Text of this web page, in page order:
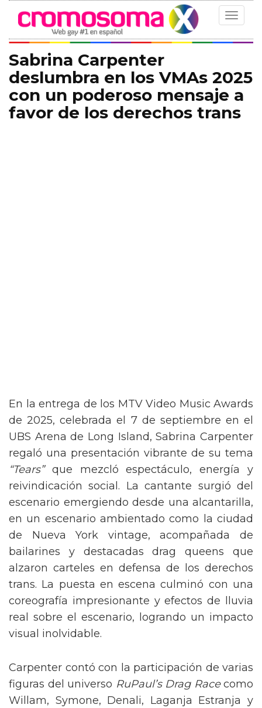
Toggle
Sabrina Carpenter
deslumbra en los VMAs 2025
con un poderoso mensaje a
favor de los derechos trans
En la entrega de los MTV Video Music Awards
de 2025, celebrada el 7 de septiembre en el
UBS Arena de Long Island, Sabrina Carpenter
regaló una presentación vibrante de su tema
“Tears”que mezcló espectáculo, energía y
reivindicación social. La cantante surgió del
escenario emergiendo desde una alcantarilla,
en un escenario ambientado como la ciudad
de Nueva York vintage, acompañada de
bailarines y destacadas drag queens que
alzaron carteles en defensa de los derechos
trans. La puesta en escena culminó con una
coreografía impresionante y efectos de lluvia
real sobre el escenario, logrando un impacto
visual inolvidable.
Carpenter contó con la participación de varias
figuras del universo RuPaul’s Drag Racecomo
Willam, Symone, Denali, Laganja Estranja y